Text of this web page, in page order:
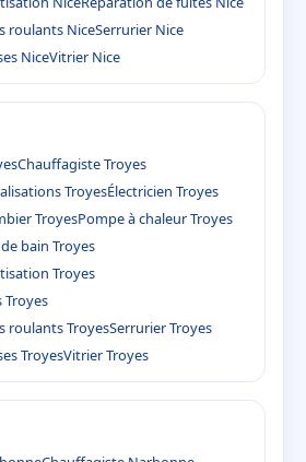
roulants NiceSerrurier Nice
NiceVitrier Nice
Chauffagiste Troyes
TroyesÉlectricien Troyes
TroyesPompe à chaleur Troyes
bain Troyes
Troyes
Troyes
roulants TroyesSerrurier Troyes
TroyesVitrier Troyes